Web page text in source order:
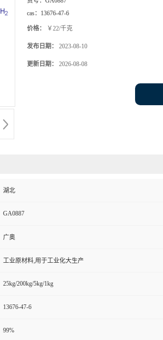
cas： 13676-47-6
价格： ￥22/千克
发布日期： 2023-08-10
更新日期： 2026-08-08
湖北
GA0887
广奥
工业原材料,用于工业化大生产
25kg/200kg/5kg/1kg
13676-47-6
99%